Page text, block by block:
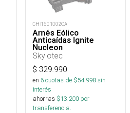
CHI1601002CA
Arnés Eólico
Anticaídas Ignite
Nucleon
Skylotec
$ 329.990
en 6cuotas de $54.998sin
interés
ahorras $13.200 por
transferencia.